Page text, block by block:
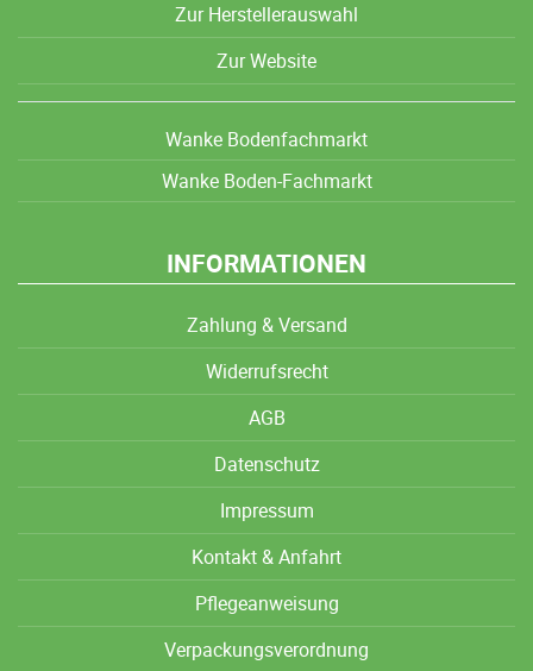
Zur Herstellerauswahl
Zur Website
Wanke Bodenfachmarkt
Wanke Boden-Fachmarkt
INFORMATIONEN
Zahlung & Versand
Widerrufsrecht
AGB
Datenschutz
Impressum
Kontakt & Anfahrt
Pflegeanweisung
Verpackungsverordnung